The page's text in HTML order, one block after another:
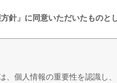
針」に同意いただいたものと
、個人情報の重要性を認識し